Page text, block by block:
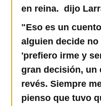
en reina. dijo
"Eso es un
alguien decide
'prefiero irme y
gran decisión, un
revés. Siempre
pienso que tuvo